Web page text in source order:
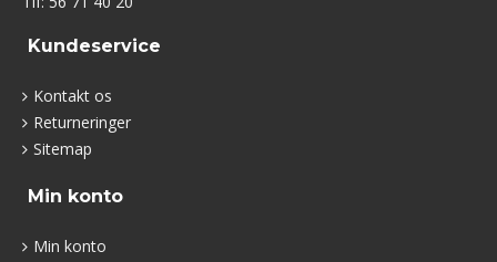
Kundeservice
Kontakt os
Returneringer
Sitemap
Min konto
Min konto